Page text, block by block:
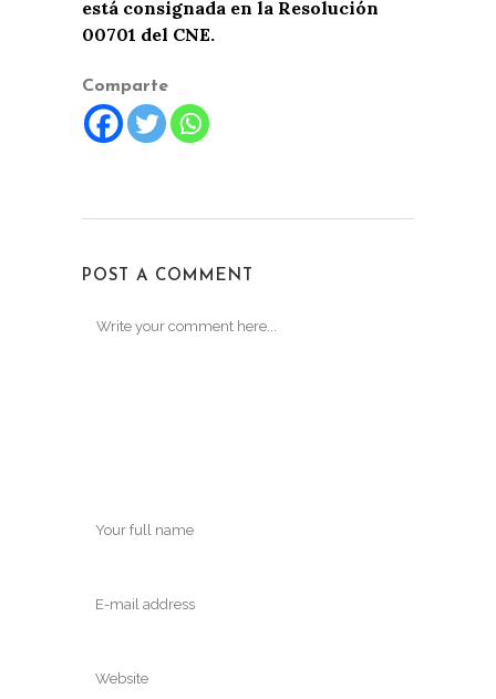
está consignada en la Resolución
00701 del CNE.
Comparte
POST A COMMENT